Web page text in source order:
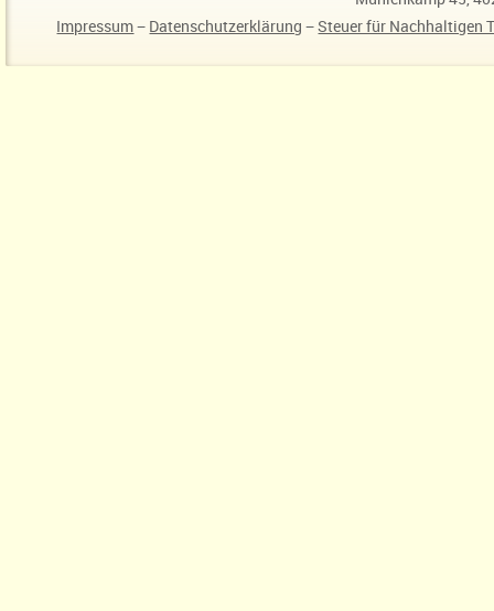
Impressum− Datenschutzerklärung −Steuer für Nachhaltigen